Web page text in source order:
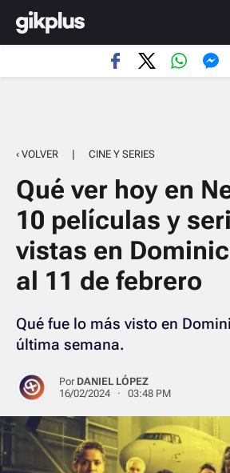
‹ VOLVER | CINE Y SERIES
Qué ver hoy en
10 películas y
vistas en
al 11 de febrero
Qué fue lo más visto en
última semana.
Por DANIEL LÓPEZ
16/02/2024 · 03:48 PM